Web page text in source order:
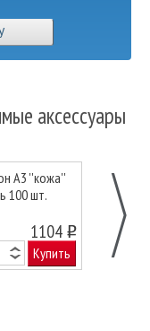
аксессуары
А3 ''кожа''
100 шт.
1104 o
Купить